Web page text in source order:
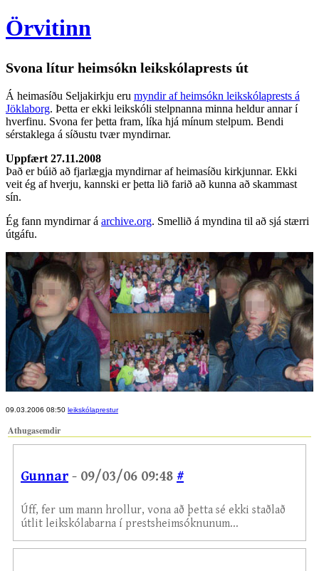
Örvitinn
Svona lítur heimsókn leikskólaprests út
Á heimasíðu Seljakirkju eru myndir af heimsókn leikskólaprests á
Jöklaborg. Þetta er ekki leikskóli stelpnanna minna heldur annar í
hverfinu. Svona fer þetta fram, líka hjá mínum stelpum. Bendi
sérstaklega á síðustu tvær myndirnar.
Uppfært 27.11.2008
Það er búið að fjarlægja myndirnar af heimasíðu kirkjunnar. Ekki
veit ég af hverju, kannski er þetta lið farið að kunna að skammast
sín.
Ég fann myndirnar á archive.org. Smellið á myndina til að sjá stærri
útgáfu.
09.03.2006 08:50 leikskólaprestur
Athugasemdir
Gunnar - 09/03/06 09:48 #
Úff, fer um mann hrollur, vona að þetta sé ekki staðlað
útlit leikskólabarna í prestsheimsóknunum...